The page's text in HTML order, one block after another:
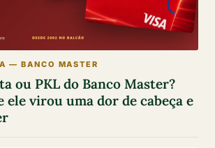
— BANCO MASTER
ou PKL do Banco Master?
ele virou uma dor de cabeça e